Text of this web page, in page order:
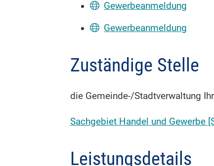
Gewerbeanmeldung
Gewerbeanmeldung
Zuständige Stelle
die Gemeinde-/Stadtverwaltung
Sachgebiet Handel und Gewerbe
Leistungsdetails